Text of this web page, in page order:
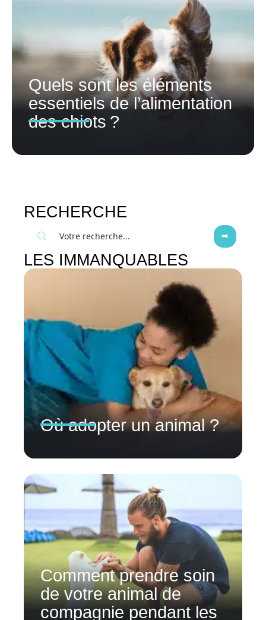
Quels sont les éléments
essentiels de l’alimentation
des chiots ?
RECHERCHE
LES IMMANQUABLES
Où adopter un animal ?
Comment prendre soin
de votre animal de
compagnie pendant les